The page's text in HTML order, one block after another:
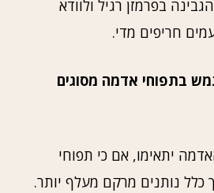
בפרמזן רגיל ולוודא
חריפים מדי.
בתפוחי אדמה מסוגים
יתאימו, אם כי תפוחי
כלל נותנים מרקם מעלף יותר.